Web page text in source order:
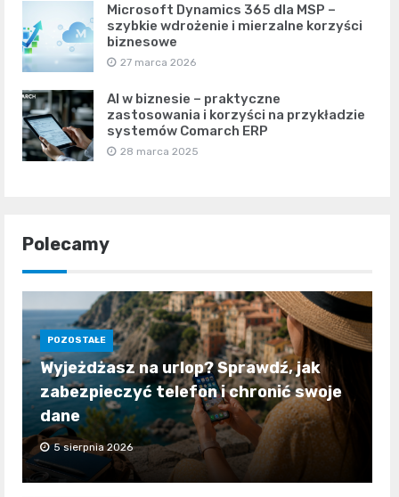
Microsoft Dynamics 365 dla MSP –
szybkie wdrożenie i mierzalne korzyści
biznesowe
27 marca 2026
AI w biznesie – praktyczne
zastosowania i korzyści na przykładzie
systemów Comarch ERP
28 marca 2025
Polecamy
POZOSTAŁE
Wyjeżdżasz na urlop? Sprawdź, jak
zabezpieczyć telefon i chronić swoje
dane
5 sierpnia 2026